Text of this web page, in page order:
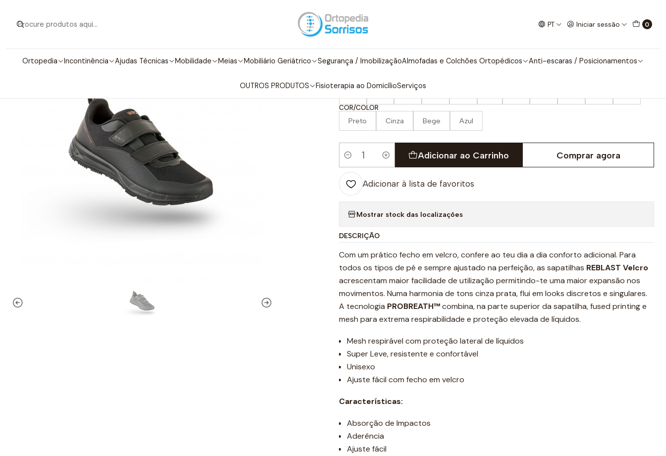
PT Iniciar sessão 0
Ortopedia Incontinência Ajudas Técnicas Mobilidade Meias Mobiliário Geriátrico Segurança / ImobilizaçãoAlmofadas e Colchões Ortopédicos Anti-escaras / Posicionamentos
OUTROS PRODUTOS Fisioterapia ao DomicílioServiços
Calçado de Conforto
Sapatilha Wock Reblast com Velcro
TAMANHO/SIZE
COR/COLOR
Preto Cinza Bege Azul
Quantidade
Adicionar ao Carrinho Comprar agora
Adicionar à lista de favoritos
Mostrar stock das localizações
DESCRIÇÃO
Com um prático fecho em velcro, confere ao teu dia a dia conforto adicional. Para
todos os tipos de pé e sempre ajustado na perfeição, as sapatilhas REBLAST Velcro
acrescentam maior facilidade de utilização permitindo-te uma maior expansão nos
movimentos. Numa harmonia de tons cinza prata, flui em looks discretos e singulares.
A tecnologia PROBREATH™combina, na parte superior da sapatilha, fused printing e
mesh para extrema respirabilidade e proteção elevada de líquidos.
Mesh respirável com proteção lateral de líquidos
Super Leve, resistente e confortável
Unisexo
Ajuste fácil com fecho em velcro
Características:
Absorção de Impactos
Aderência
Ajuste fácil